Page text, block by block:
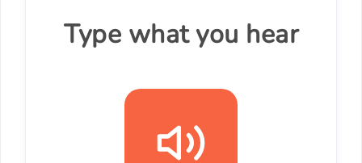
Type what you hear